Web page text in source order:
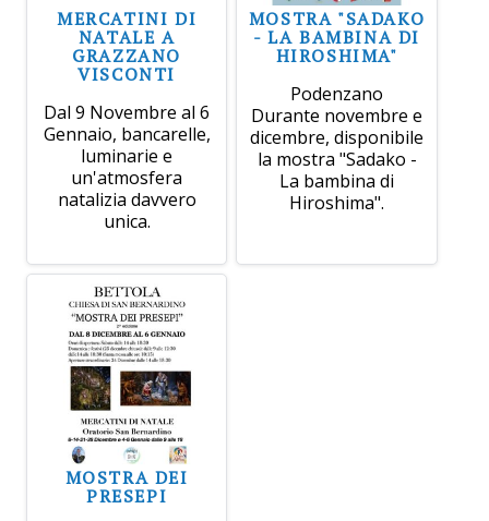
MERCATINI DI
NATALE A
GRAZZANO
VISCONTI
Dal 9 Novembre al 6
Gennaio, bancarelle,
luminarie e
un'atmosfera
natalizia davvero
unica.
MOSTRA "SADAKO
- LA BAMBINA DI
HIROSHIMA"
Podenzano
Durante novembre e
dicembre, disponibile
la mostra "Sadako -
La bambina di
Hiroshima".
MOSTRA DEI
PRESEPI